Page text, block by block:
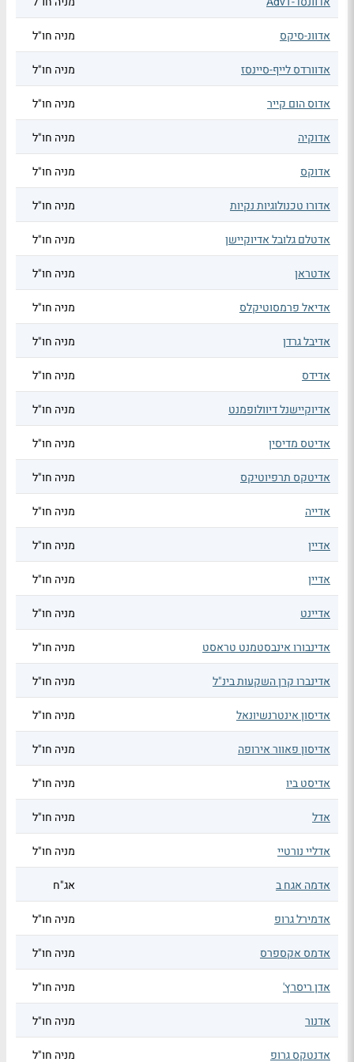
אדוונ-סיקס מניה חו"ל
אדוורדס לייף-סיינסז מניה חו"ל
אדוס הום קייר מניה חו"ל
אדוקיה מניה חו"ל
אדוקס מניה חו"ל
אדורו טכנולוגיות נקיות מניה חו"ל
אדטלם גלובל אדיוקיישן מניה חו"ל
אדטראן מניה חו"ל
אדיאל פרמסוטיקלס מניה חו"ל
אדיבל גרדן מניה חו"ל
אדידס מניה חו"ל
אדיוקיישנל דיוולופמנט מניה חו"ל
אדיטס מדיסין מניה חו"ל
אדיטקס תרפיוטיקס מניה חו"ל
אדייה מניה חו"ל
אדיין מניה חו"ל
אדיין מניה חו"ל
אדיינט מניה חו"ל
אדינבורו אינבסטמנט טראסט מניה חו"ל
אדינברו קרן השקעות בינ"ל מניה חו"ל
אדיסון אינטרנשיונאל מניה חו"ל
אדיסון פאוור אירופה מניה חו"ל
אדיסט ביו מניה חו"ל
אדל מניה חו"ל
אדליי נורטיי מניה חו"ל
אדמה אגח ב אג"ח
אדמירל גרופ מניה חו"ל
אדמס אקספרס מניה חו"ל
אדן ריסרץ' מניה חו"ל
אדנור מניה חו"ל
אדנטקס גרופ מניה חו"ל